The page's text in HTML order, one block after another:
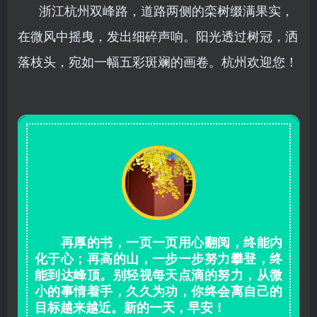
浙江杭州双峰路，道路两侧的栾树缀满果实，
在微风中摇曳，发出细碎声响。阳光透过树冠，洒
落枝头，宛如一幅五彩斑斓的画卷。杭州欢迎您！
再厚的书，一页一页用心翻阅，终能内
化于心；再高的山，一步一步努力攀登，终
能到达峰顶。别轻视每天点滴的努力，从微
小的事情着手，久久为功，你终会离自己的
目标越来越近。新的一天，早安！